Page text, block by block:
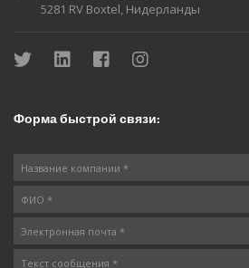
5281 RV Boxtel, Нидерланды
Форма быстрой связи: